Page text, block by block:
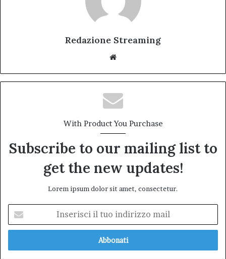
Redazione Streaming
With Product You Purchase
Subscribe to our mailing list to
get the new updates!
Lorem ipsum dolor sit amet, consectetur.
tuo
mail